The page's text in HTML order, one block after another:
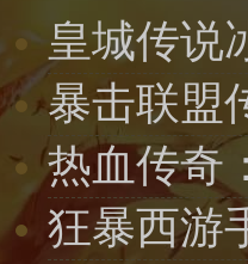
皇城传说
暴击联盟
热血传奇
狂暴西游